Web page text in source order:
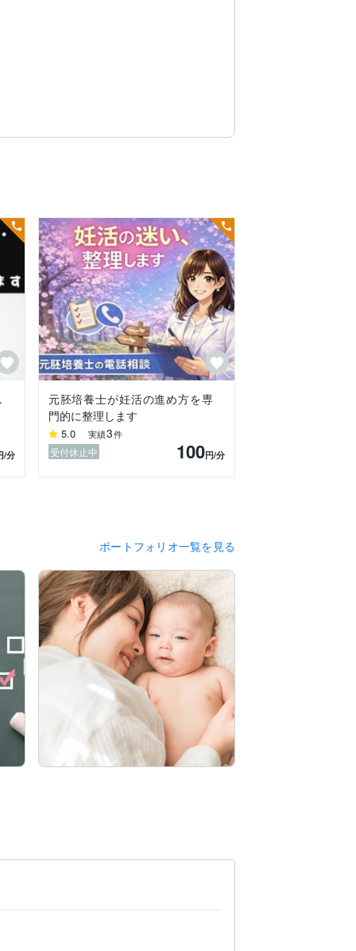
/分
元胚培養士が妊活の進め方を専
門的に整理します
5.0 実績3件
受付休止中 100円/分
ポートフォリオ一覧を見る